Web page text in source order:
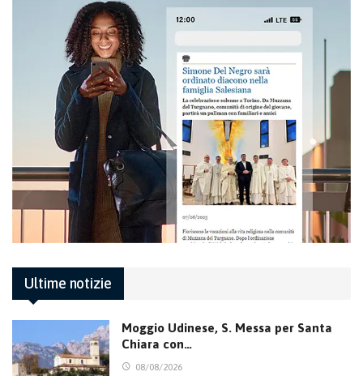
Ultime notizie
Moggio Udinese, S. Messa per Santa
Chiara con…
08/08/2026